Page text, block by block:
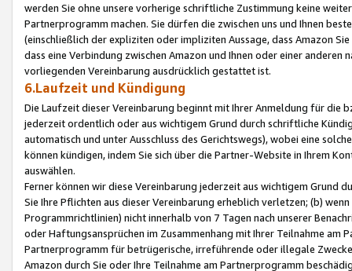
werden Sie ohne unsere vorherige schriftliche Zustimmung keine
Partnerprogramm machen. Sie dürfen die zwischen uns und Ihnen
(einschließlich der expliziten oder impliziten Aussage, dass Amazon
dass eine Verbindung zwischen Amazon und Ihnen oder einer
vorliegenden Vereinbarung ausdrücklich gestattet ist.
6.Laufzeit und Kündigung
Die Laufzeit dieser Vereinbarung beginnt mit Ihrer Anmeldung für die
jederzeit ordentlich oder aus wichtigem Grund durch schriftliche
automatisch und unter Ausschluss des Gerichtswegs), wobei eine
können kündigen, indem Sie sich über die Partner-Website in Ihrem
auswählen.
Ferner können wir diese Vereinbarung jederzeit aus wichtigem Grund
Sie Ihre Pflichten aus dieser Vereinbarung erheblich verletzen; (b)
Programmrichtlinien) nicht innerhalb von 7 Tagen nach unserer
oder Haftungsansprüchen im Zusammenhang mit Ihrer Teilnahme am
Partnerprogramm für betrügerische, irreführende oder illegale
Amazon durch Sie oder Ihre Teilnahme am Partnerprogramm